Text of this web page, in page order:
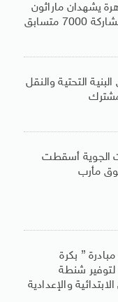
يشهدان ماراثون
متسابق
التحتية والنقل
الجوية أسقطت
مأرب
” بكرة
شنطة
والإعدادية